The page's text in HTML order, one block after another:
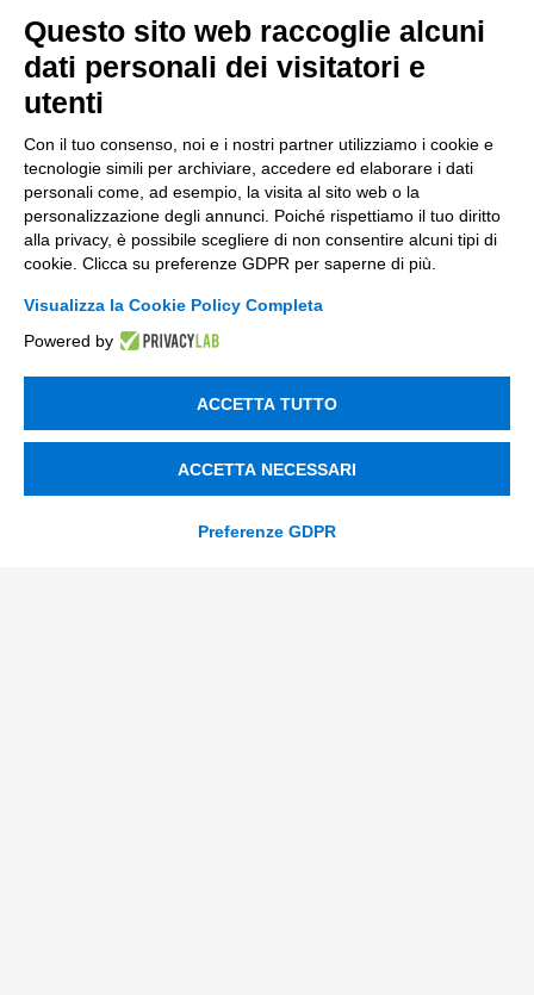
Consulenza
ESG
Finanza
Nuovi Mercati
Innovazione di prodotto e processo
Digital Marketing
Trasformazione Digitale
Compliance Normativa Integrata
Soluzioni Digitali
Questo sito web raccoglie alcuni
dati personali dei visitatori e
utenti
Con il tuo consenso, noi e i nostri partner utilizziamo i cookie e
tecnologie simili per archiviare, accedere ed elaborare i dati
personali come, ad esempio, la visita al sito web o la
personalizzazione degli annunci. Poiché rispettiamo il tuo diritto
alla privacy, è possibile scegliere di non consentire alcuni tipi di
cookie. Clicca su preferenze GDPR per saperne di più.
Visualizza la Cookie Policy Completa
Powered by
ACCETTA TUTTO
ACCETTA NECESSARI
Preferenze GDPR